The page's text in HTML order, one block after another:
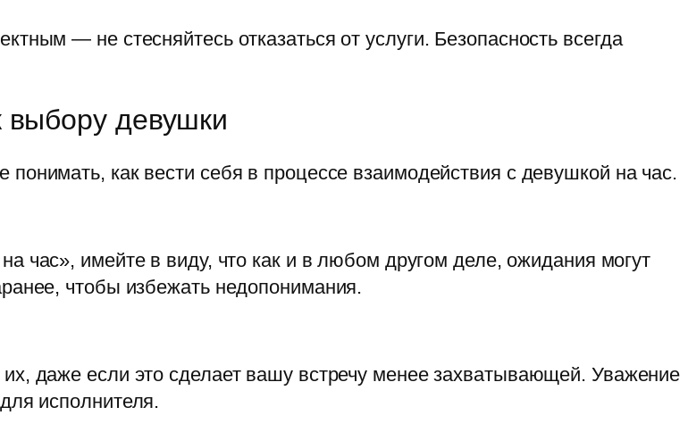
— не стесняйтесь отказаться от услуги. Безопасность всегда
выбору девушки
как вести себя в процессе взаимодействия с девушкой на час.
час», имейте в виду, что как и в любом другом деле, ожидания могут
чтобы избежать недопонимания.
даже если это сделает вашу встречу менее захватывающей. Уважение
исполнителя.